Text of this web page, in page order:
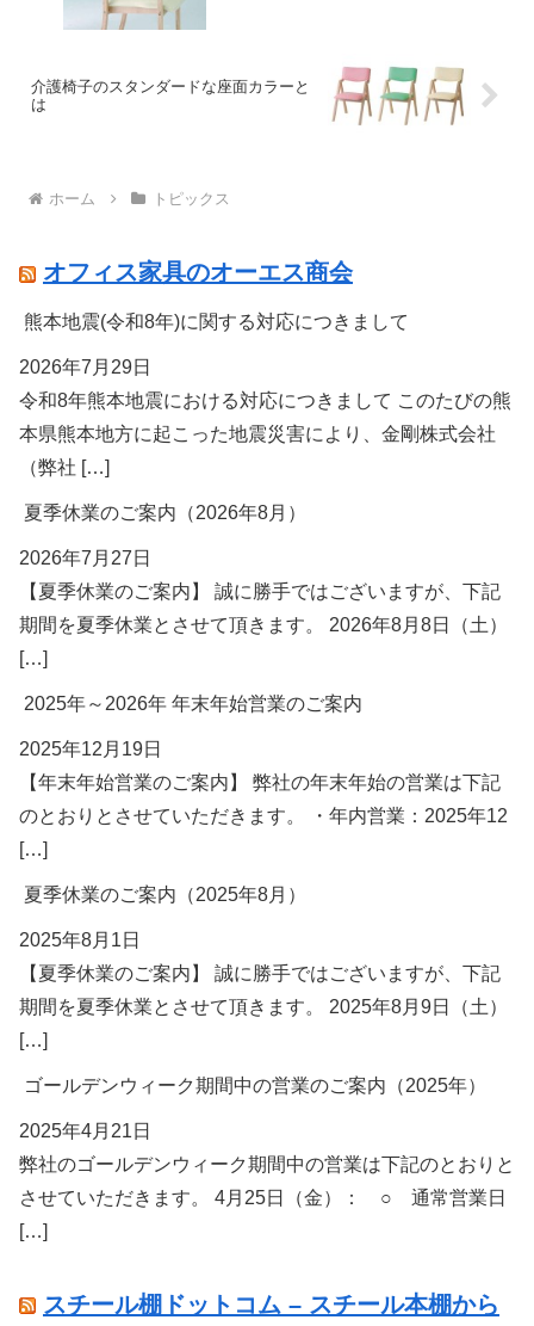
介護椅子のスタンダードな座面カラーと
は
ホーム トピックス
オフィス家具のオーエス商会
熊本地震(令和8年)に関する対応につきまして
2026年7月29日
令和8年熊本地震における対応につきまして このたびの熊
本県熊本地方に起こった地震災害により、金剛株式会社
（弊社 […]
夏季休業のご案内（2026年8月）
2026年7月27日
【夏季休業のご案内】 誠に勝手ではございますが、下記
期間を夏季休業とさせて頂きます。 2026年8月8日（土）
[…]
2025年～2026年 年末年始営業のご案内
2025年12月19日
【年末年始営業のご案内】 弊社の年末年始の営業は下記
のとおりとさせていただきます。 ・年内営業：2025年12
[…]
夏季休業のご案内（2025年8月）
2025年8月1日
【夏季休業のご案内】 誠に勝手ではございますが、下記
期間を夏季休業とさせて頂きます。 2025年8月9日（土）
[…]
ゴールデンウィーク期間中の営業のご案内（2025年）
2025年4月21日
弊社のゴールデンウィーク期間中の営業は下記のとおりと
させていただきます。 4月25日（金）： ○ 通常営業日
[…]
スチール棚ドットコム – スチール本棚から